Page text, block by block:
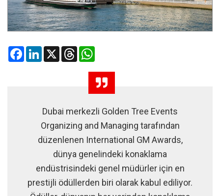
FacebookLinkedIn
X Threads
Dubai merkezli Golden Tree Events
Organizing and Managing tarafından
düzenlenen International GM Awards,
dünya genelindeki konaklama
endüstrisindeki genel müdürler için en
prestijli ödüllerden biri olarak kabul ediliyor.